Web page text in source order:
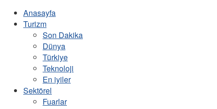
Anasayfa
Turizm
Son Dakika
Dünya
Türkiye
Teknoloji
En iyiler
Sektörel
Fuarlar